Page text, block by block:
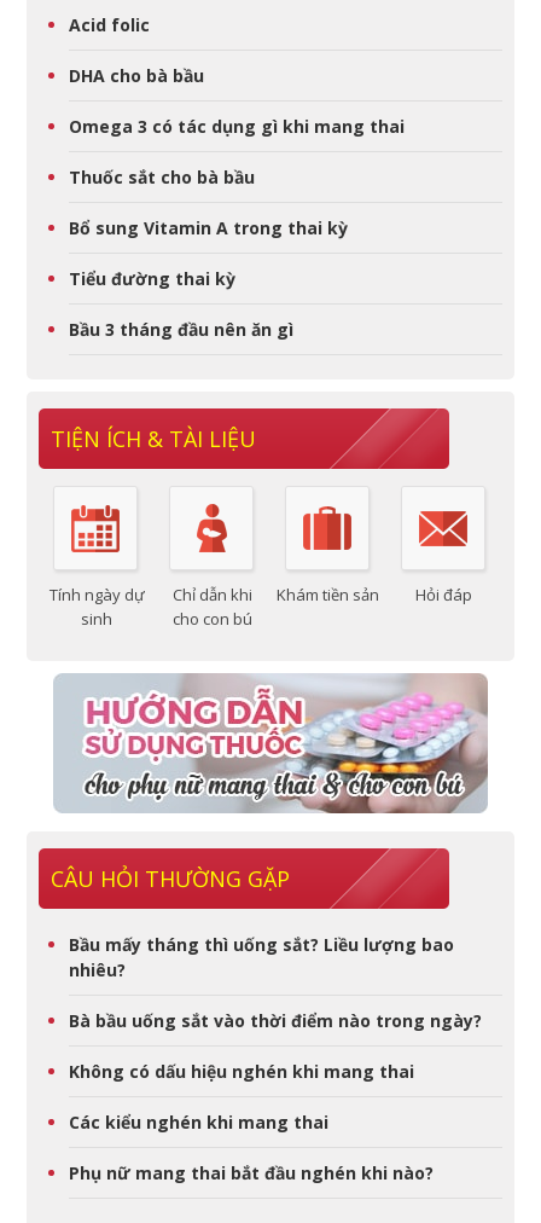
Acid folic
DHA cho bà bầu
Omega 3 có tác dụng gì khi mang thai
Thuốc sắt cho bà bầu
Bổ sung Vitamin A trong thai kỳ
Tiểu đường thai kỳ
Bầu 3 tháng đầu nên ăn gì
TIỆN ÍCH & TÀI LIỆU
Tính ngày dự
sinh
Chỉ dẫn khi
cho con bú
Khám tiền sản Hỏi đáp
CÂU HỎI THƯỜNG GẶP
Bầu mấy tháng thì uống sắt? Liều lượng bao
nhiêu?
Bà bầu uống sắt vào thời điểm nào trong ngày?
Không có dấu hiệu nghén khi mang thai
Các kiểu nghén khi mang thai
Phụ nữ mang thai bắt đầu nghén khi nào?